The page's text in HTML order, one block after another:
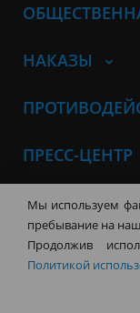
НАКАЗЫ
ПРЕСС-ЦЕНТР
© Совет
Новосибирска
630099, г.
проспект, 34
Мы используем
пребывание на
Продолжив
Политикой